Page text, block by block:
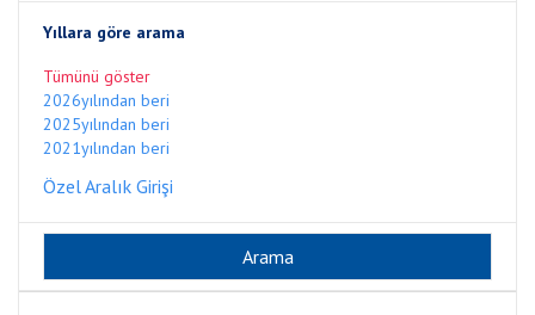
Yıllara göre arama
Tümünü göster
2026yılından beri
2025yılından beri
2021yılından beri
Özel Aralık Girişi